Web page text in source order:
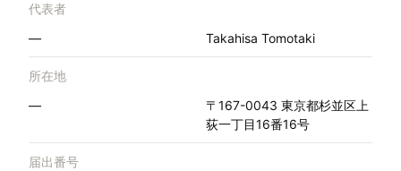
代表者
—
Takahisa Tomotaki
所在地
—
〒167-0043 東京都杉並区上
荻一丁目16番16号
届出番号